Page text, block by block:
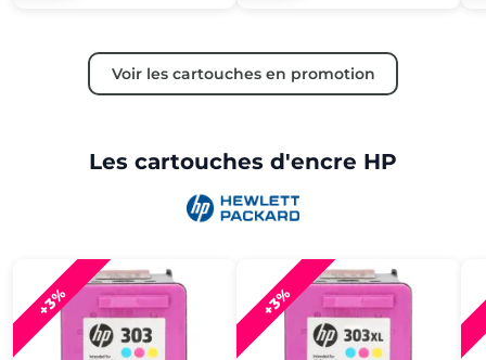
Voir les cartouches en promotion
Les cartouches d'encre HP
+3% +3%